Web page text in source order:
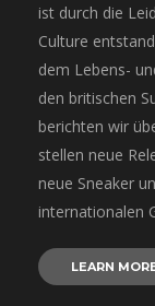
ist durch die
Culture
dem Lebens-
den britischen
berichten wir
stellen neue
neue Sneaker
internationalen
LEARN